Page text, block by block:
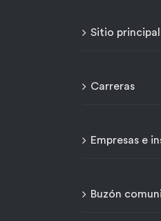
Sitio principal
Carreras
Empresas e
Buzón